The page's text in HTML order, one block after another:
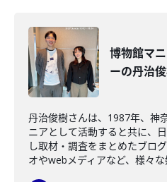
博物館マ
ーの丹治
丹治俊樹さんは、1987年、神
ニアとして活動すると共に、
し取材・調査をまとめたブロ
オやwebメディアなど、様々な